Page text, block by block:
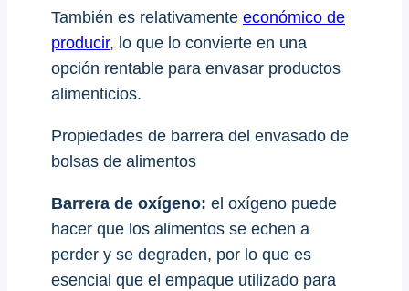
También es relativamente económico de
producir, lo que lo convierte en una
opción rentable para envasar productos
alimenticios.
Propiedades de barrera del envasado de
bolsas de alimentos
Barrera de oxígeno: el oxígeno puede
hacer que los alimentos se echen a
perder y se degraden, por lo que es
esencial que el empaque utilizado para